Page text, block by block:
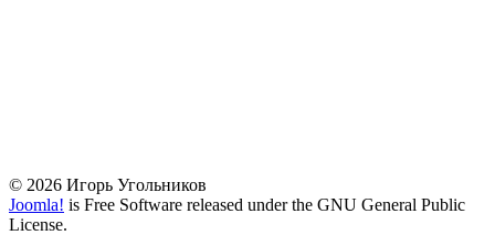
© 2026 Игорь Угольников
Joomla! is Free Software released under the GNU General Public
License.